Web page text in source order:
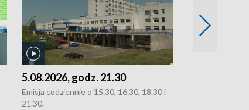
5.08.2026, godz. 21.30
Emisja codziennie o 15.30, 16.30, 18.30 i
21.30.